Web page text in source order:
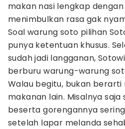
makan nasi lengkap
menimbulkan rasa gak
Soal warung soto pilihan
punya ketentuan khusus.
sudah jadi langganan,
berburu warung-warung
Walau begitu, bukan
makanan lain. Misalnya
beserta gorengannya
setelah lapar melanda